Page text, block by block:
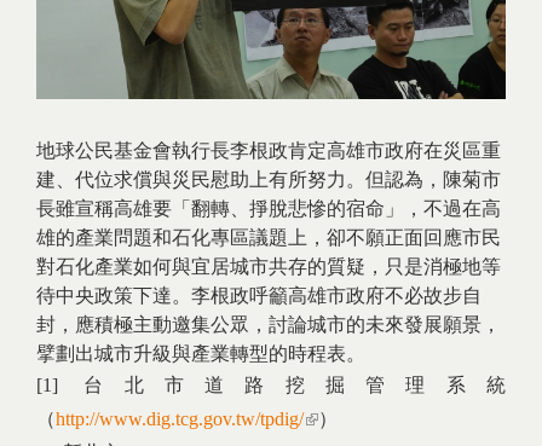
地球公民基金會執行長李根政肯定高雄市政府在災區重
建、代位求償與災民慰助上有所努力。但認為，陳菊市
長雖宣稱高雄要「翻轉、掙脫悲慘的宿命」，不過在高
雄的產業問題和石化專區議題上，卻不願正面回應市民
對石化產業如何與宜居城市共存的質疑，只是消極地等
待中央政策下達。李根政呼籲高雄市政府不必故步自
封，應積極主動邀集公眾，討論城市的未來發展願景，
擘劃出城市升級與產業轉型的時程表。
[1] 台北市道路挖掘管理系統
（http://www.dig.tcg.gov.tw/tpdig/(link is external)
）